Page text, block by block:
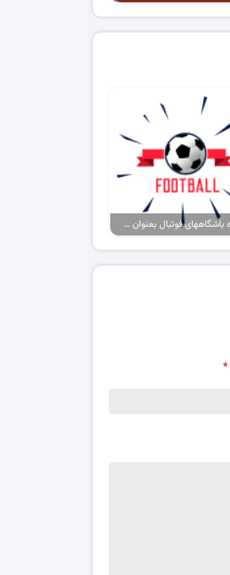
پروژه باشگاههای فوتبال بعنوان برند، حامیان آنها بعنوان مصرف کننده
*